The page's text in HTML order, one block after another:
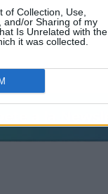
of Collection, Use,
and/or Sharing of my
Is Unrelated with the
it was collected.